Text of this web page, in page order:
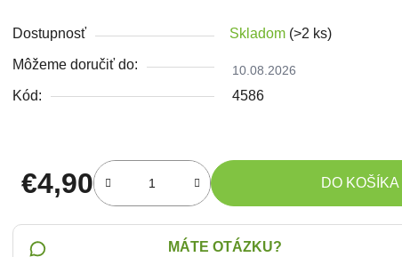
Dostupnosť Skladom (>2 ks)
Môžeme doručiť do: 10.08.2026
Kód: 4586
€4,90
Jednotková cena:
DO KOŠÍKA
MÁTE OTÁZKU?